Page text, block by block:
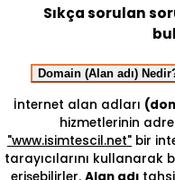
Sıkça sorulan
Domain (Alan adı)
İnternet alan adları
hizmetlerinin
"www.isimtescil.net" bir
tarayıcılarını kullanarak